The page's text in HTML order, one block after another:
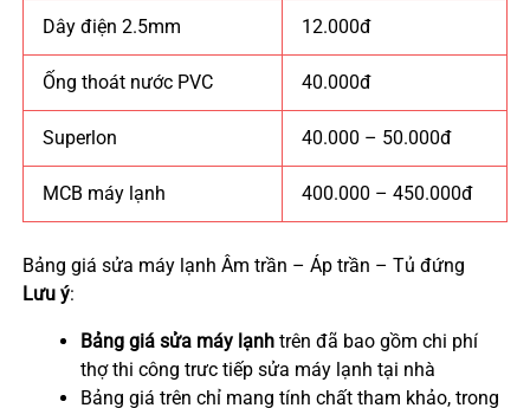
Dây điện 2.5mm 12.000đ
Ống thoát nước PVC 40.000đ
Superlon 40.000 – 50.000đ
MCB máy lạnh 400.000 – 450.000đ
Bảng giá sửa máy lạnh Âm trần – Áp trần – Tủ đứng
Lưu ý:
Bảng giá sửa máy lạnh trên đã bao gồm chi phí
thợ thi công trưc tiếp sửa máy lạnh tại nhà
Bảng giá trên chỉ mang tính chất tham khảo, trong